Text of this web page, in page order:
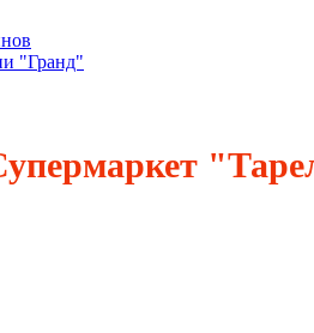
"Гранд"